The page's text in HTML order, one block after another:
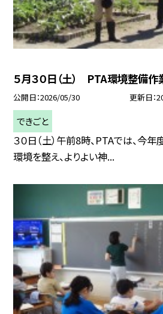
５月３０日（土） PTA環境整備作
公開日 2026/05/30 更新日
できごと
３０日（土）午前8時、PTAでは、今
環境を整え、よりよい神...